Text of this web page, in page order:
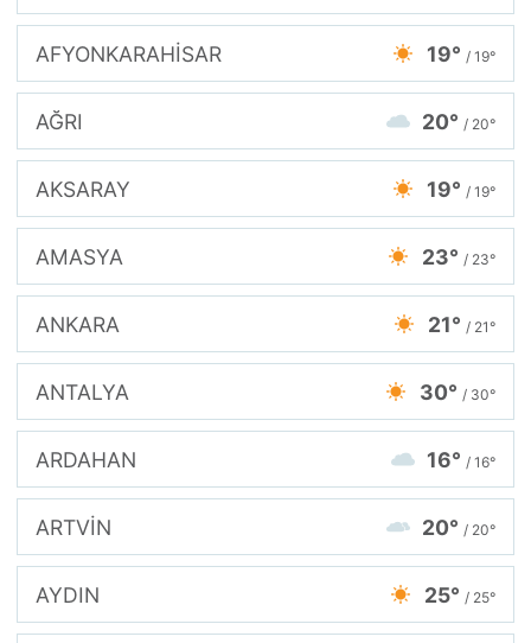
AFYONKARAHİSAR 19° / 19°
AĞRI 20° / 20°
AKSARAY 19° / 19°
AMASYA 23° / 23°
ANKARA 21° / 21°
ANTALYA 30° / 30°
ARDAHAN 16° / 16°
ARTVİN 20° / 20°
AYDIN 25° / 25°